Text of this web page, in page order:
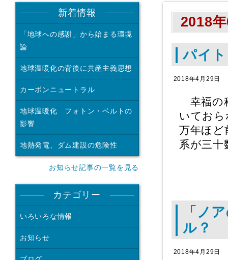
2018
パイ
2018年4月29日
幸福の
いておら
万年ほど
系が三
「ノ
ル？
2018年4月29日
新着情報
「地球への感謝」から始まる環境
論
地球温暖化の背後に共産主義思想
カーボンニュートラル
地球温暖化 フォトン・ベルトの
影響
地熱発電、ダム建設の危険性
お知らせ記事の一覧を見る
カテゴリー
いろいろな情報
お知らせ